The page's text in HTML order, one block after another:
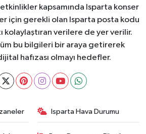
etkinlikler kapsamında Isparta konser
için gerekli olan Isparta posta kodu
kolaylaştıran verilere de yer verilir.
bu bilgileri bir araya getirerek
hafızası olmayı hedefler.
Isparta Hava Durumu